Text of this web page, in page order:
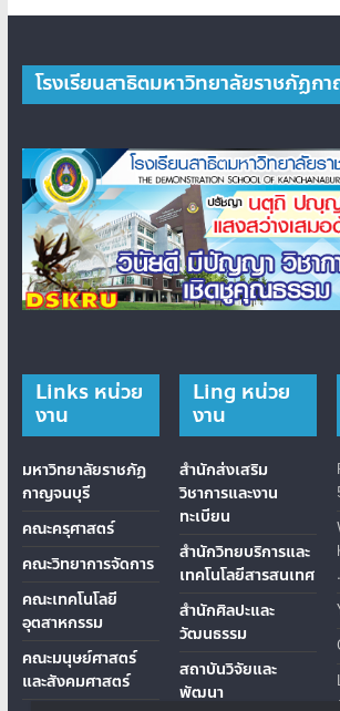
โรงเรียนสาธิตมหาวิทยาลัยราชภัฏก
Links หน่วย
งาน
มหาวิทยาลัยราชภัฏ
กาญจนบุรี
คณะครุศาสตร์
คณะวิทยาการจัดการ
คณะเทคโนโลยี
อุตสาหกรรม
คณะมนุษย์ศาสตร์
และสังคมศาสตร์
Ling หน่วย
งาน
สำนักส่งเสริม
วิชาการและงาน
ทะเบียน
สำนักวิทยบริการและ
เทคโนโลยีสารสนเทศ
สำนักศิลปะและ
วัฒนธรรม
สถาบันวิจัยและ
พัฒนา